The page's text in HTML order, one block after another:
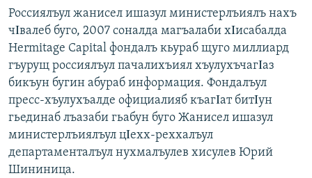
Все сайты РСЕ/РС
Россиялъул жанисел ишазул министерлъиялъ нахъ
чΙвалеб буго, 2007 соналда магъалаби хΙисабалда
Hermitage Capital фондалъ кьураб щуго миллиард
гъурущ россиялъул пачалихъиял хъулухъчагΙаз
бикъун бугин абураб информация. Фондалъул
пресс-хъулухъалде официалияб къагΙат битΙун
гьединаб лъазаби гьабун буго Жанисел ишазул
министерлъиялъул цΙехх-реххалъул
департаменталъул нухмалъулев хисулев Юрий
Шининица.